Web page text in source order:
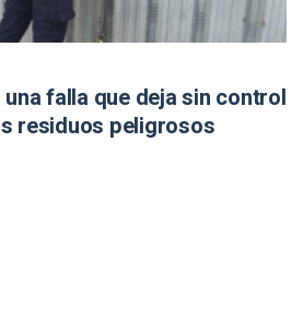
falla que deja sin control
residuos peligrosos